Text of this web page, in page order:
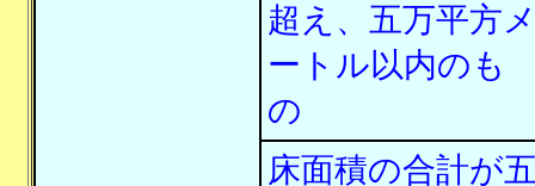
超え、五万平方
ートル以内のも
の
床面積の合計が